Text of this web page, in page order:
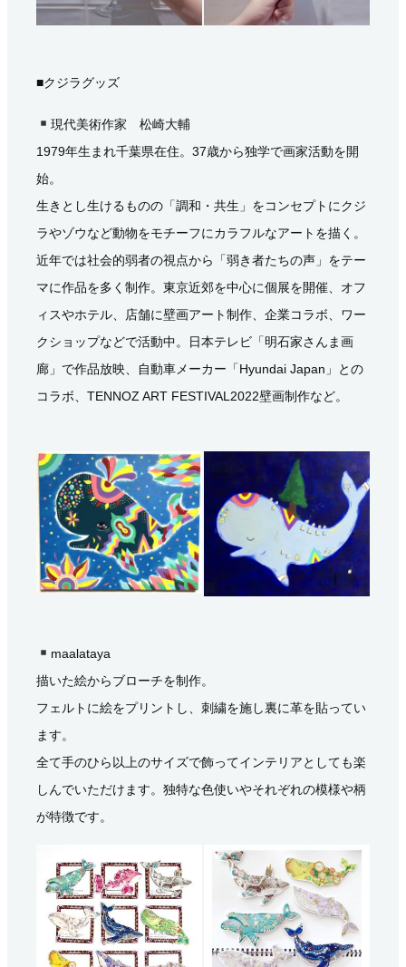
■クジラグッズ
現代美術作家 松崎大輔
1979年生まれ千葉県在住。37歳から独学で画家活動を開
始。
生きとし生けるものの「調和・共生」をコンセプトにクジ
ラやゾウなど動物をモチーフにカラフルなアートを描く。
近年では社会的弱者の視点から「弱き者たちの声」をテー
マに作品を多く制作。東京近郊を中心に個展を開催、オフ
ィスやホテル、店舗に壁画アート制作、企業コラボ、ワー
クショップなどで活動中。日本テレビ「明石家さんま画
廊」で作品放映、自動車メーカー「Hyundai Japan」との
コラボ、TENNOZ ART FESTIVAL2022壁画制作など。
maalataya
描いた絵からブローチを制作。
フェルトに絵をプリントし、刺繍を施し裏に革を貼ってい
ます。
全て手のひら以上のサイズで飾ってインテリアとしても楽
しんでいただけます。独特な色使いやそれぞれの模様や柄
が特徴です。